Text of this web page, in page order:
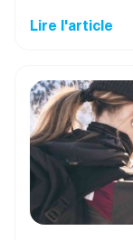
Lire l'article